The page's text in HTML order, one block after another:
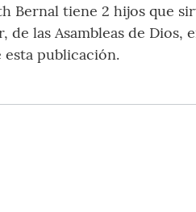
Bernal tiene 2 hijos que
las Asambleas de Dios,
publicación.